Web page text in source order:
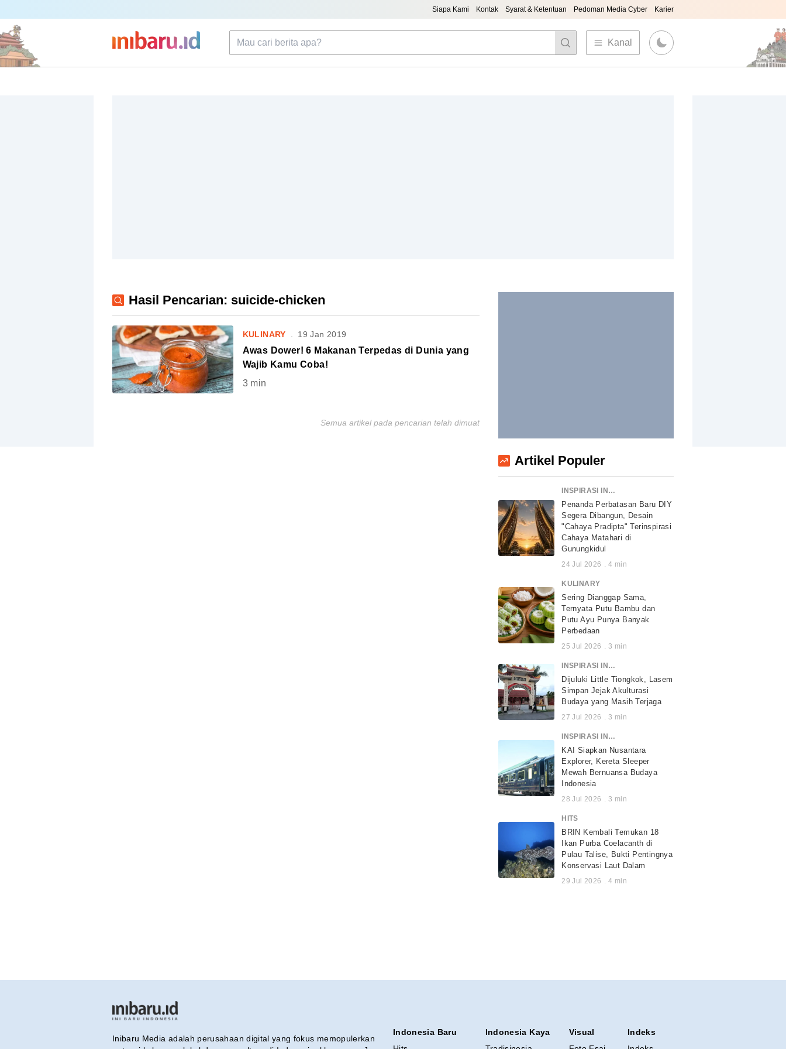
Siapa Kami Kontak Syarat & Ketentuan Pedoman Media Cyber Karier
Kanal
Hasil Pencarian: suicide-chicken
KULINARY 19 Jan 2019
Awas Dower! 6 Makanan Terpedas di Dunia yang
Wajib Kamu Coba!
3min
Semua artikel pada pencarian telah dimuat
Artikel Populer
INSPIRASI INDONESIA
Penanda Perbatasan Baru DIY
Segera Dibangun, Desain
"Cahaya Pradipta" Terinspirasi
Cahaya Matahari di
Gunungkidul
24 Jul 2026 . 4 min
KULINARY
Sering Dianggap Sama,
Ternyata Putu Bambu dan
Putu Ayu Punya Banyak
Perbedaan
25 Jul 2026 . 3 min
INSPIRASI INDONESIA
Dijuluki Little Tiongkok, Lasem
Simpan Jejak Akulturasi
Budaya yang Masih Terjaga
27 Jul 2026 . 3 min
INSPIRASI INDONESIA
KAI Siapkan Nusantara
Explorer, Kereta Sleeper
Mewah Bernuansa Budaya
Indonesia
28 Jul 2026 . 3 min
HITS
BRIN Kembali Temukan 18
Ikan Purba Coelacanth di
Pulau Talise, Bukti Pentingnya
Konservasi Laut Dalam
29 Jul 2026 . 4 min
Inibaru Media adalah perusahaan digital yang fokus memopulerkan
Indonesia Baru
Indonesia Kaya
Visual
Indeks